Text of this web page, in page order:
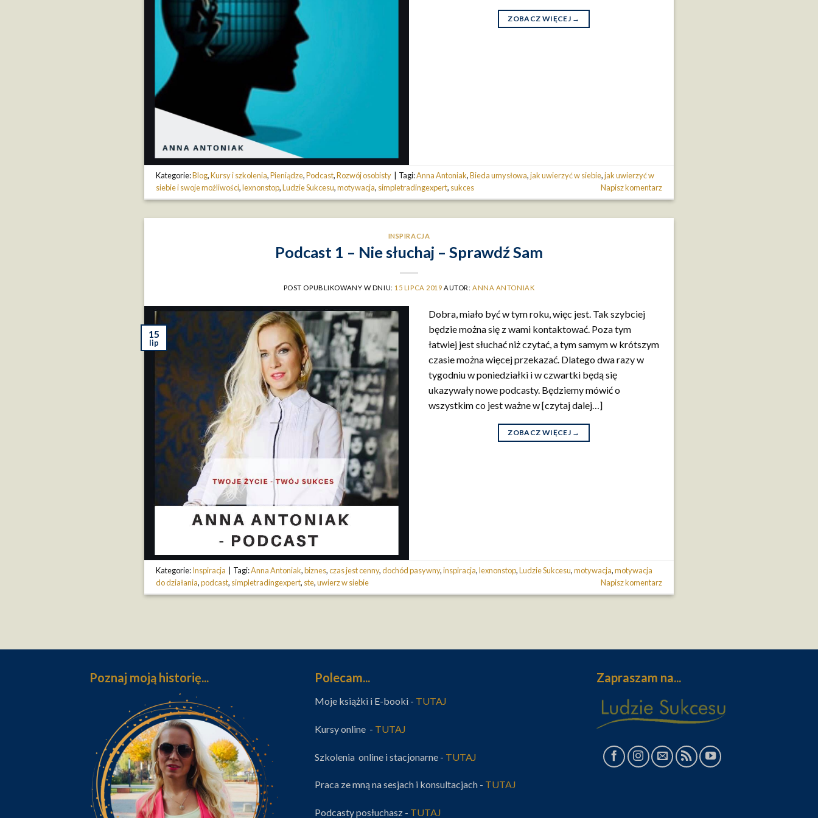
ZOBACZ WIĘCEJ →
Kategorie:Blog,Kursy i szkolenia,Pieniądze,Podcast,Rozwój osobisty Tagi:Anna Antoniak,Bieda umysłowa,jak uwierzyć w siebie,jak uwierzyć w
siebie i swoje możliwości,lexnonstop,Ludzie Sukcesu,motywacja, simpletradingexpert, sukces Napisz komentarz
INSPIRACJA
Podcast 1 – Nie słuchaj – Sprawdź Sam
POST OPUBLIKOWANY W DNIU: 15 LIPCA 2019 AUTOR:ANNA ANTONIAK
15
lip
Dobra, miało być w tym roku, więc jest. Tak szybciej
będzie można się z wami kontaktować. Poza tym
łatwiej jest słuchać niż czytać, a tym samym w krótszym
czasie można więcej przekazać. Dlatego dwa razy w
tygodniu w poniedziałki i w czwartki będą się
ukazywały nowe podcasty. Będziemy mówić o
wszystkim co jest ważne w [czytaj dalej…]
ZOBACZ WIĘCEJ →
Kategorie:Inspiracja Tagi:Anna Antoniak,biznes,czas jest cenny,dochód pasywny,inspiracja,lexnonstop,Ludzie Sukcesu,motywacja,motywacja
do działania,podcast, simpletradingexpert, ste,uwierz w siebie Napisz komentarz
Poznaj moją historię... Polecam...
Moje książki i E-booki - TUTAJ
Kursy online - TUTAJ
Szkolenia online i stacjonarne - TUTAJ
Praca ze mną na sesjach i konsultacjach - TUTAJ
Podcasty posłuchasz - TUTAJ
Zapraszam na...